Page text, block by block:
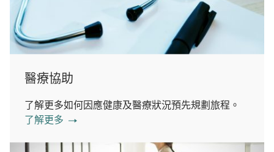
醫療協助
了解更多如何因應健康及醫療狀況預先規劃旅程。
了解更多